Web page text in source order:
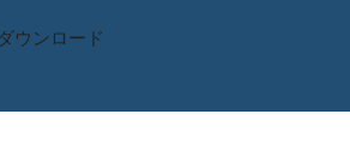
ウンロード